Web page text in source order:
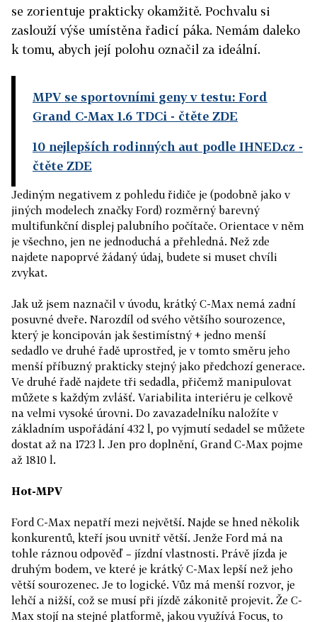
se zorientuje prakticky okamžitě. Pochvalu si
zaslouží výše umístěna řadicí páka. Nemám daleko
k tomu, abych její polohu označil za ideální.
MPV se sportovními geny v testu: Ford
Grand C-Max 1.6 TDCi - čtěte ZDE
10 nejlepších rodinných aut podle IHNED.cz -
čtěte ZDE
Jediným negativem z pohledu řidiče je (podobně jako v
jiných modelech značky Ford) rozměrný barevný
multifunkční displej palubního počítače. Orientace v něm
je všechno, jen ne jednoduchá a přehledná. Než zde
najdete napoprvé žádaný údaj, budete si muset chvíli
zvykat.
Jak už jsem naznačil v úvodu, krátký C-Max nemá zadní
posuvné dveře. Narozdíl od svého většího sourozence,
který je koncipován jak šestimístný + jedno menší
sedadlo ve druhé řadě uprostřed, je v tomto směru jeho
menší příbuzný prakticky stejný jako předchozí generace.
Ve druhé řadě najdete tři sedadla, přičemž manipulovat
můžete s každým zvlášť. Variabilita interiéru je celkově
na velmi vysoké úrovni. Do zavazadelníku naložíte v
základním uspořádání 432 l, po vyjmutí sedadel se můžete
dostat až na 1723 l. Jen pro doplnění, Grand C-Max pojme
až 1810 l.
Hot-MPV
Ford C-Max nepatří mezi největší. Najde se hned několik
konkurentů, kteří jsou uvnitř větší. Jenže Ford má na
tohle ráznou odpověď – jízdní vlastnosti. Právě jízda je
druhým bodem, ve které je krátký C-Max lepší než jeho
větší sourozenec. Je to logické. Vůz má menší rozvor, je
lehčí a nižší, což se musí při jízdě zákonitě projevit. Že C-
Max stojí na stejné platformě, jakou využívá Focus, to